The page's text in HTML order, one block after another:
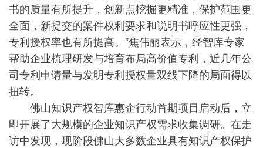
书的质量有所提升，创新点挖掘更精准，保护范围更
全面，新提交的案件权利要求和说明书呼应性更强，
专利授权率也有所提高。”焦伟丽表示，经智库专家
帮助企业梳理研发与培育布局高价值专利，近几年公
司专利申请量与发明专利授权量双线下降的局面得以
扭转。
佛山知识产权智库惠企行动首期项目启动后，立
即开展了大规模的企业知识产权需求收集调研。在走
访中发现，现阶段佛山大多数企业具有知识产权保护